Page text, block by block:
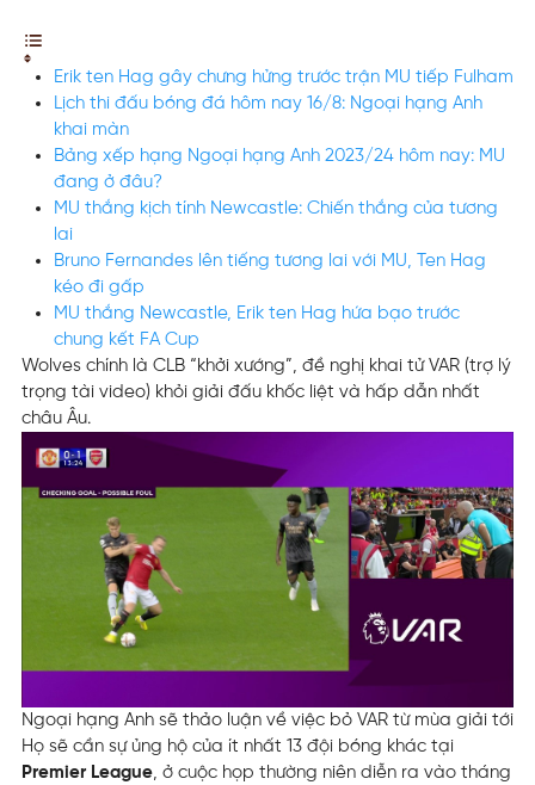
TIN TỨCErik ten Hag gây chưng hửng trước trận MU tiếp Fulham
Lịch thi đấu bóng đá hôm nay 16/8: Ngoại hạng Anh
khai màn
Bảng xếp hạng Ngoại hạng Anh 2023/24 hôm nay: MU
đang ở đâu?
MU thắng kịch tính Newcastle: Chiến thắng của tương
lai
Bruno Fernandes lên tiếng tương lai với MU, Ten Hag
kéo đi gấp
MU thắng Newcastle, Erik ten Hag hứa bạo trước
chung kết FA Cup
Wolves chính là CLB “khởi xướng”, đề nghị khai tử VAR (trợ lý
trọng tài video) khỏi giải đấu khốc liệt và hấp dẫn nhất
châu Âu.
Ngoại hạng Anh sẽ thảo luận về việc bỏ VAR từ mùa giải tới
Họ sẽ cần sự ủng hộ của ít nhất 13 đội bóng khác tại
Premier League, ở cuộc họp thường niên diễn ra vào tháng